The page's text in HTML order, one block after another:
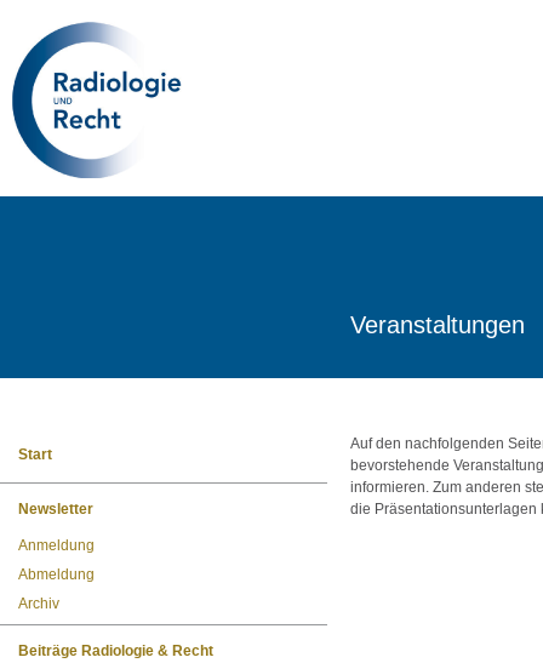
Start
Newsletter
Anmeldung
Abmeldung
Archiv
Beiträge Radiologie & Recht
Veranstaltungen
Auf den nachfolgenden
bevorstehende
informieren. Zum anderen
die Präsentationsunterlagen